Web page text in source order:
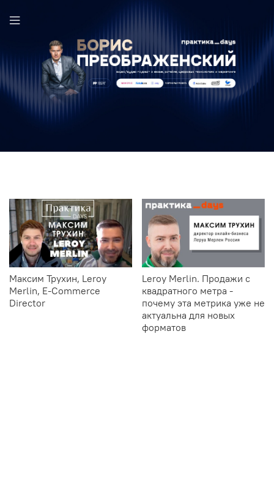
Максим Трухин, Leroy
Merlin, E-Commerce
Director
Leroy Merlin. Продажи с
квадратного метра -
почему эта метрика уже не
актуальна для новых
форматов